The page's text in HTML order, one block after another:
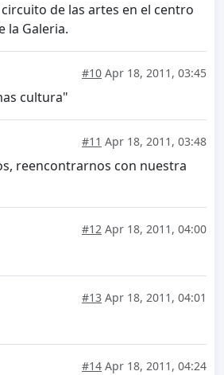
de las artes en el centro
la Galeria.
#10 Apr 18, 2011, 03:45
cultura"
#11 Apr 18, 2011, 03:48
reencontrarnos con nuestra
#12 Apr 18, 2011, 04:00
#13 Apr 18, 2011, 04:01
#14 Apr 18, 2011, 04:24